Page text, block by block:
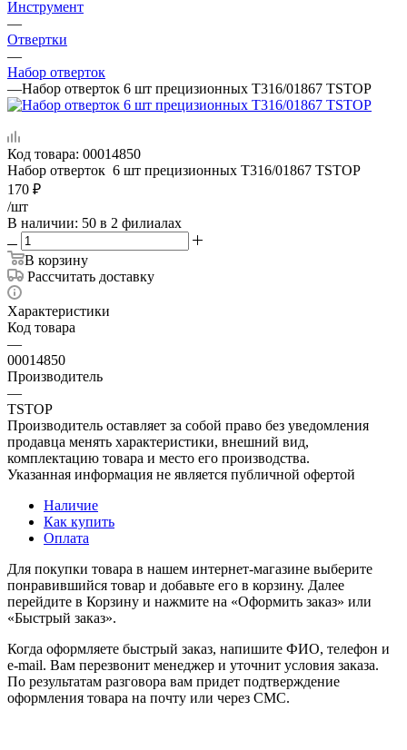
Инструмент
—
Отвертки
—
Набор отверток
—Набор отверток 6 шт прецизионных T316/01867 TSTOP
Код товара: 00014850
Набор отверток 6 шт прецизионных T316/01867 TSTOP
170 ₽
/шт
В наличии: 50 в 2 филиалах
В корзину
Рассчитать доставку
Характеристики
Код товара
—
00014850
Производитель
—
TSTOP
Производитель оставляет за собой право без уведомления
продавца менять характеристики, внешний вид,
комплектацию товара и место его производства.
Указанная информация не является публичной офертой
Наличие
Как купить
Оплата
Для покупки товара в нашем интернет-магазине выберите
понравившийся товар и добавьте его в корзину. Далее
перейдите в Корзину и нажмите на «Оформить заказ» или
«Быстрый заказ».
Когда оформляете быстрый заказ, напишите ФИО, телефон и
e-mail. Вам перезвонит менеджер и уточнит условия заказа.
По результатам разговора вам придет подтверждение
оформления товара на почту или через СМС.